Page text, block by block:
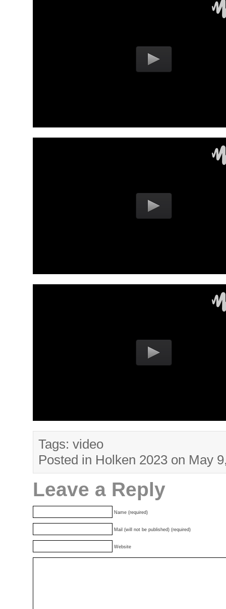
Tags: video
Posted in Holken 2023 on May
Leave a Reply
Name (required)
Mail (will not be published) (required)
Website